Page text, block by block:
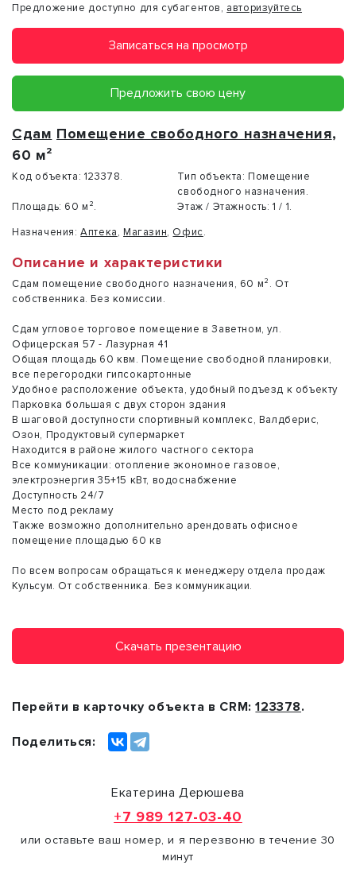
Предложение доступно для субагентов, авторизуйтесь
Записаться на просмотр
Предложить свою цену
Сдам Помещение свободного назначения,
60 м²
Код объекта: 123378. Тип объекта: Помещение
свободного назначения.
Площадь: 60 м². Этаж / Этажность: 1 / 1.
Назначения: Аптека, Магазин, Офис.
Описание и характеристики
Сдам помещение свободного назначения, 60 м². От
собственника. Без комиссии.
Сдам угловое торговое помещение в Заветном, ул.
Офицерская 57 - Лазурная 41
Общая площадь 60 квм. Помещение свободной планировки,
все перегородки гипсокартонные
Удобное расположение объекта, удобный подъезд к объекту
Парковка большая с двух сторон здания
В шаговой доступности спортивный комплекс, Валдберис,
Озон, Продуктовый супермаркет
Находится в районе жилого частного сектора
Все коммуникации: отопление экономное газовое,
электроэнергия 35+15 кВт, водоснабжение
Доступность 24/7
Место под рекламу
Также возможно дополнительно арендовать офисное
помещение площадью 60 кв
По всем вопросам обращаться к менеджеру отдела продаж
Кульсум. От собственника. Без коммуникации.
Скачать презентацию
Перейти в карточку объекта в CRM:123378.
Поделиться:
Екатерина Дерюшева
+7 989 127-03-40
или оставьте ваш номер, и я перезвоню в течение 30
минут